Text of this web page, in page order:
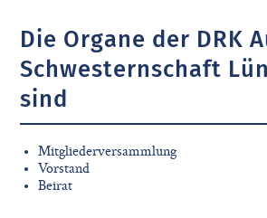
Die Organe der DRK
Schwesternschaft
sind
Mitgliederversammlung
Vorstand
Beirat